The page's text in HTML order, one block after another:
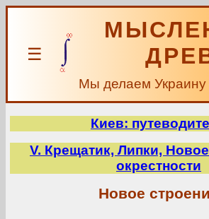
☰
Мы делаем Украину
Киев:
V. Крещатик, Липки,
окрестности
Новое